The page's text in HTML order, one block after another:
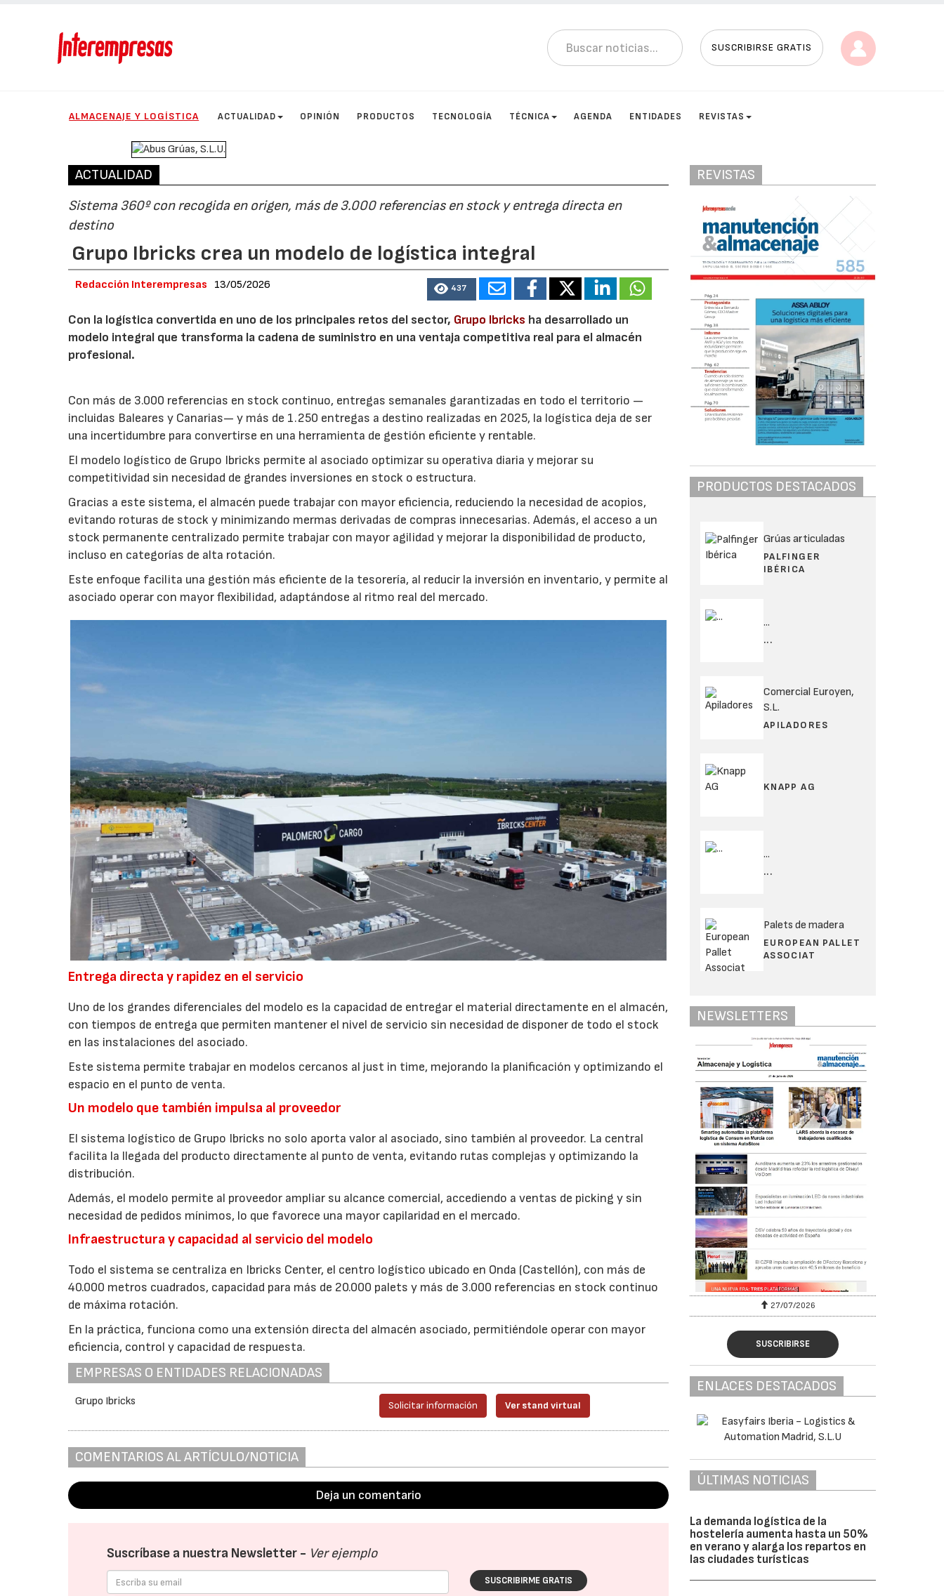
SUSCRIBIRSE GRATIS
ALMACENAJE Y LOGÍSTICA ACTUALIDAD OPINIÓN PRODUCTOS TECNOLOGÍA TÉCNICA AGENDA ENTIDADES REVISTAS
ACTUALIDAD
Sistema 360º con recogida en origen, más de 3.000 referencias en stock y entrega directa en
destino
Grupo Ibricks crea un modelo de logística integral
Redacción Interempresas 13/05/2026 437
Con la logística convertida en uno de los principales retos del sector, Grupo Ibricks ha desarrollado un
modelo integral que transforma la cadena de suministro en una ventaja competitiva real para el almacén
profesional.
Con más de 3.000 referencias en stock continuo, entregas semanales garantizadas en todo el territorio —
incluidas Baleares y Canarias— y más de 1.250 entregas a destino realizadas en 2025, la logística deja de ser
una incertidumbre para convertirse en una herramienta de gestión eficiente y rentable.
El modelo logístico de Grupo Ibricks permite al asociado optimizar su operativa diaria y mejorar su
competitividad sin necesidad de grandes inversiones en stock o estructura.
Gracias a este sistema, el almacén puede trabajar con mayor eficiencia, reduciendo la necesidad de acopios,
evitando roturas de stock y minimizando mermas derivadas de compras innecesarias. Además, el acceso a un
stock permanente centralizado permite trabajar con mayor agilidad y mejorar la disponibilidad de producto,
incluso en categorías de alta rotación.
Este enfoque facilita una gestión más eficiente de la tesorería, al reducir la inversión en inventario, y permite al
asociado operar con mayor flexibilidad, adaptándose al ritmo real del mercado.
Entrega directa y rapidez en el servicio
Uno de los grandes diferenciales del modelo es la capacidad de entregar el material directamente en el almacén,
con tiempos de entrega que permiten mantener el nivel de servicio sin necesidad de disponer de todo el stock
en las instalaciones del asociado.
Este sistema permite trabajar en modelos cercanos al just in time, mejorando la planificación y optimizando el
espacio en el punto de venta.
Un modelo que también impulsa al proveedor
El sistema logístico de Grupo Ibricks no solo aporta valor al asociado, sino también al proveedor. La central
facilita la llegada del producto directamente al punto de venta, evitando rutas complejas y optimizando la
distribución.
Además, el modelo permite al proveedor ampliar su alcance comercial, accediendo a ventas de picking y sin
necesidad de pedidos mínimos, lo que favorece una mayor capilaridad en el mercado.
Infraestructura y capacidad al servicio del modelo
Todo el sistema se centraliza en Ibricks Center, el centro logístico ubicado en Onda (Castellón), con más de
40.000 metros cuadrados, capacidad para más de 20.000 palets y más de 3.000 referencias en stock continuo
de máxima rotación.
En la práctica, funciona como una extensión directa del almacén asociado, permitiéndole operar con mayor
eficiencia, control y capacidad de respuesta.
EMPRESAS O ENTIDADES RELACIONADAS
Grupo Ibricks Solicitar información Ver stand virtual
COMENTARIOS AL ARTÍCULO/NOTICIA
Deja un comentario
Suscríbase a nuestra Newsletter - Ver ejemplo
SUSCRIBIRME GRATIS
REVISTAS
PRODUCTOS DESTACADOS
Grúas articuladas
PALFINGER
IBÉRICA
...
...
Comercial Euroyen,
S.L.
APILADORES
KNAPP AG
...
...
Palets de madera
EUROPEAN PALLET
ASSOCIAT
NEWSLETTERS
27/07/2026
SUSCRIBIRSE
ENLACES DESTACADOS
ÚLTIMAS NOTICIAS
La demanda logística de la
hostelería aumenta hasta un 50%
en verano y alarga los repartos en
las ciudades turísticas